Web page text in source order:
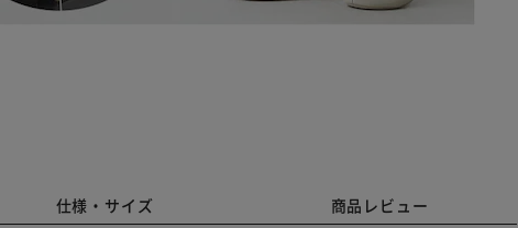
仕様・サイズ 商品レビュー